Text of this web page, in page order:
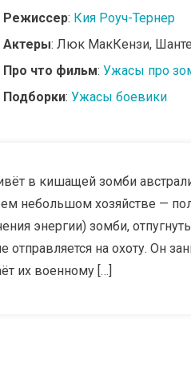
Режиссер: Кия Роуч-Тернер
Актеры: Люк МакКензи,
Про что фильм: Ужасы про
Подборки: Ужасы боевики
в кишащей зомби
небольшом хозяйстве —
энергии) зомби,
отправляется на охоту. Он
их военному […]